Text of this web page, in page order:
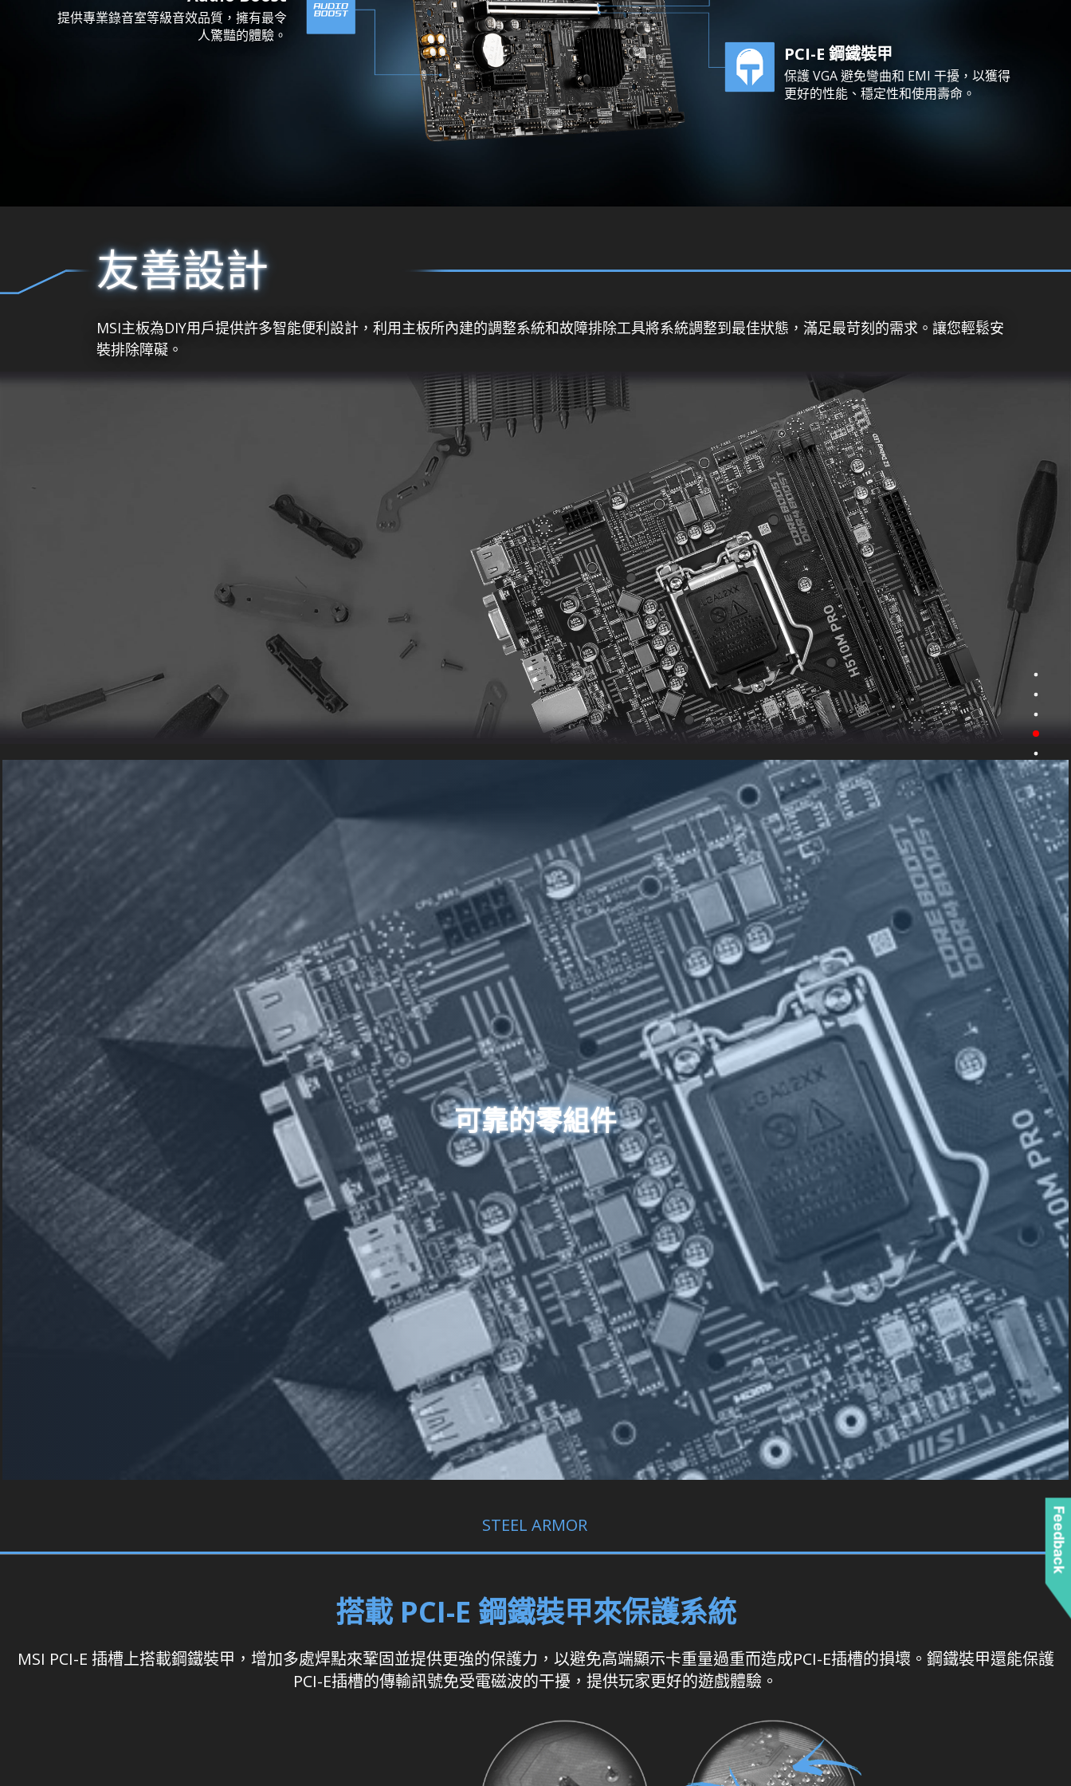
提供專業錄音室等級音效品質，擁有最令
人驚豔的體驗。
PCI-E 鋼鐵裝甲
保護 VGA 避免彎曲和 EMI 干擾，以獲得
更好的性能、穩定性和使用壽命。
友善設計
MSI主板為DIY用戶提供許多智能便利設計，利用主板所內建的調整系統和故障排除工具將系統調整到最佳狀態，滿足最苛刻的需求。讓您輕鬆安
裝排除障礙。
可靠的零組件
STEEL ARMOR
搭載 PCI-E 鋼鐵裝甲來保護系統
MSI PCI-E 插槽上搭載鋼鐵裝甲，增加多處焊點來鞏固並提供更強的保護力，以避免高端顯示卡重量過重而造成PCI-E插槽的損壞。鋼鐵裝甲還能保護
PCI-E插槽的傳輸訊號免受電磁波的干擾，提供玩家更好的遊戲體驗。
Feedback